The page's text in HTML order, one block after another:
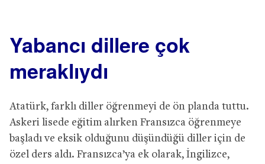
Yabancı dillere çok
meraklıydı
Atatürk, farklı diller öğrenmeyi de ön planda tuttu.
Askeri lisede eğitim alırken Fransızca öğrenmeye
başladı ve eksik olduğunu düşündüğü diller için de
özel ders aldı. Fransızca’ya ek olarak, İngilizce,